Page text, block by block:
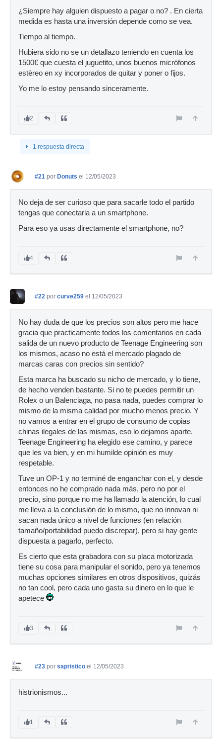
¿Siempre hay alguien dispuesto a pagar o no? . En cierta
medida es hasta una inversión depende como se vea.
Tiempo al tiempo.
Hubiera sido no se un detallazo teniendo en cuenta los
1500€ que cuesta el juguetito, unos buenos micrófonos
estèreo en xy incorporados de quitar y poner o fijos.
Yo me lo estoy pensando sinceramente.
2
1 respuesta directa
#21 por Donuts el 12/05/2023
No deja de ser curioso que para sacarle todo el partido
tengas que conectarla a un smartphone.
Para eso ya usas directamente el smartphone, no?
4
#22 por curve259 el 12/05/2023
No hay duda de que los precios son altos pero me hace
gracia que practicamente todos los comentarios en cada
salida de un nuevo producto de Teenage Engineering son
los mismos, acaso no está el mercado plagado de
marcas caras con precios sin sentido?
Esta marca ha buscado su nicho de mercado, y lo tiene,
de hecho venden bastante. Si no te puedes permitir un
Rolex o un Balenciaga, no pasa nada, puedes comprar lo
mismo de la misma calidad por mucho menos precio. Y
no vamos a entrar en el grupo de consumo de copias
chinas ilegales de las mismas, eso lo dejamos aparte.
Teenage Engineering ha elegido ese camino, y parece
que les va bien, y en mi humilde opinión es muy
respetable.
Tuve un OP-1 y no terminé de enganchar con el, y desde
entonces no he comprado nada más, pero no por el
precio, sino porque no me ha llamado la atención, lo cual
me lleva a la conclusión de lo mismo, que no innovan ni
sacan nada único a nivel de funciones (en relación
tamaño/portabilidad puedo discrepar), pero si hay gente
dispuesta a pagarlo, perfecto.
Es cierto que esta grabadora con su placa motorizada
tiene su cosa para manipular el sonido, pero ya tenemos
muchas opciones similares en otros dispositivos, quizás
no tan cool, pero cada uno gasta su dinero en lo que le
apetece
3
#23 por sapristico el 12/05/2023
histrionismos...
1